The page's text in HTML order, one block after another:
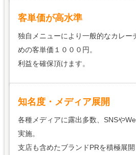
客単価が高水準
独自メニューにより一般的なカレー
めの客単価１０００円。
利益を確保頂けます。
知名度・メディア展開
各種メディアに露出多数、SNSや
実施。
支店も含めたブランドPRを積極展開